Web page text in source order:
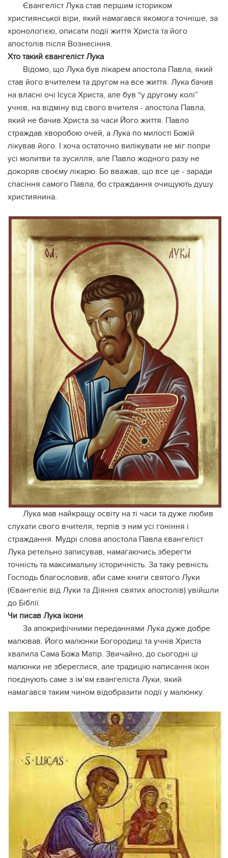
Євангеліст Лука став першим істориком
християнської віри, який намагався якомога точніше, за
хронологією, описати події життя Христа та його
апостолів після Вознесіння.
Хто такий євангеліст Лука
Відомо, що Лука був лікарем апостола Павла, який
став його вчителем та другом на все життя. Лука бачив
на власні очі Ісуса Христа, але був “у другому колі”
учнів, на відміну від свого вчителя - апостола Павла,
який не бачив Христа за часи Його життя. Павло
страждав хворобою очей, а Лука по милості Божій
лікував його. І хоча остаточно вилікувати не міг попри
усі молитви та зусилля, але Павло жодного разу не
докоряв своєму лікарю. Бо вважав, що все це - заради
спасіння самого Павла, бо страждання очищують душу
християнина.
Лука мав найкращу освіту на ті часи та дуже любив
слухати свого вчителя, терпів з ним усі гоніння і
страждання. Мудрі слова апостола Павла євангеліст
Лука ретельно записував, намагаючись зберегти
точність та максимальну історичність. За таку ревність
Господь благословив, аби саме книги святого Луки
(Євангеліє від Луки та Діяння святих апостолів) увійшли
до Біблії.
Чи писав Лука ікони
За апокрифічними переданнями Лука дуже добре
малював. Його малюнки Богородиці та учнів Христа
хвалила Сама Божа Матір. Звичайно, до сьогодні ці
малюнки не збереглися, але традицію написання ікон
поєднують саме з ім’ям євангеліста Луки, який
намагався таким чином відобразити події у малюнку.